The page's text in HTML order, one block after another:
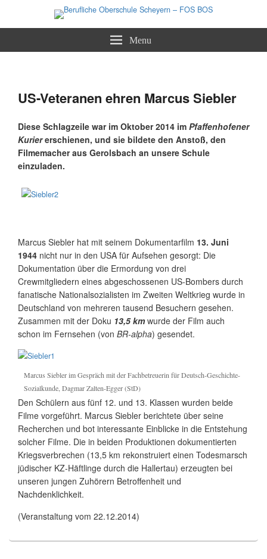
Berufliche Oberschule Scheyern –
FOS BOS
Menu
US-Veteranen ehren Marcus Siebler
Diese Schlagzeile war im Oktober 2014 im Pfaffenhofener
Kuriererschienen, und sie bildete den Anstoß, den
Filmemacher aus Gerolsbach an unsere Schule
einzuladen.
Marcus Siebler hat mit seinem Dokumentarfilm 13. Juni
1944 nicht nur in den USA für Aufsehen gesorgt: Die
Dokumentation über die Ermordung von drei
Crewmitgliedern eines abgeschossenen US-Bombers durch
fanatische Nationalsozialisten im Zweiten Weltkrieg wurde in
Deutschland von mehreren tausend Besuchern gesehen.
Zusammen mit der Doku 13,5 kmwurde der Film auch
schon im Fernsehen (von BR-alpha) gesendet.
Marcus Siebler im Gespräch mit der Fachbetreuerin für Deutsch-Geschichte-
Sozialkunde, Dagmar Zalten-Egger (StD)
Den Schülern aus fünf 12. und 13. Klassen wurden beide
Filme vorgeführt. Marcus Siebler berichtete über seine
Recherchen und bot interessante Einblicke in die Entstehung
solcher Filme. Die in beiden Produktionen dokumentierten
Kriegsverbrechen (13,5 km rekonstruiert einen Todesmarsch
jüdischer KZ-Häftlinge durch die Hallertau) erzeugten bei
unseren jungen Zuhörern Betroffenheit und
Nachdenklichkeit.
(Veranstaltung vom 22.12.2014)